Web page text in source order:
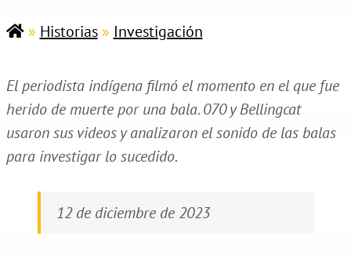
» Historias» Investigación
El periodista indígena filmó el momento en el que fue
herido de muerte por una bala. 070 y Bellingcat
usaron sus videos y analizaron el sonido de las balas
para investigar lo sucedido.
12 de diciembre de 2023